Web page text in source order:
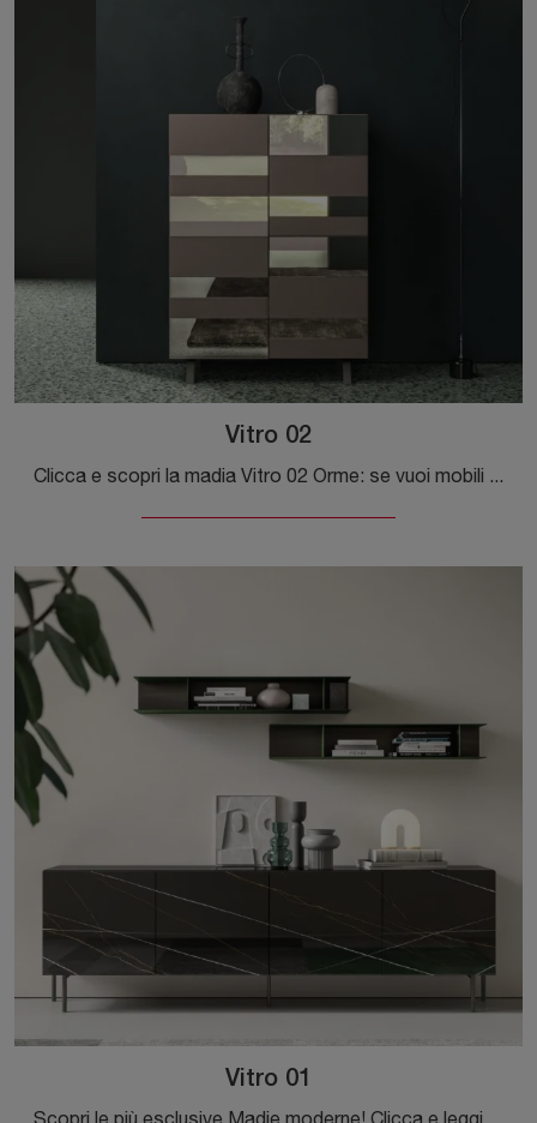
Vitro 02
Clicca e scopri la madia Vitro 02 Orme: se vuoi mobili in vetro per stanze moderne, questa è l'acquisto perfetto per te!
Vitro 01